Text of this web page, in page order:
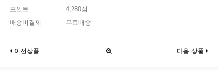
포인트
4,280점
배송비결제
무료배송
이전상품 다음 상품